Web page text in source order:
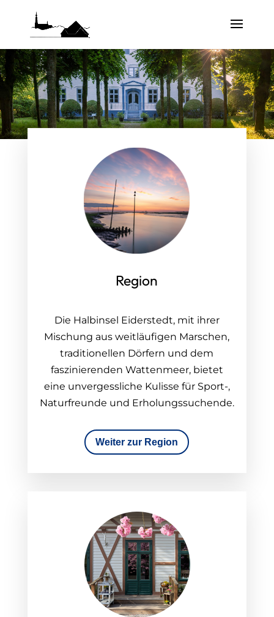
Tating
Das weite Land vor St. Peter-Ording
Region
Die Halbinsel Eiderstedt, mit ihrer
Mischung aus weitläufigen Marschen,
traditionellen Dörfern und dem
faszinierenden Wattenmeer, bietet
eine unvergessliche Kulisse für Sport-,
Naturfreunde und Erholungssuchende.
Weiter zur Region